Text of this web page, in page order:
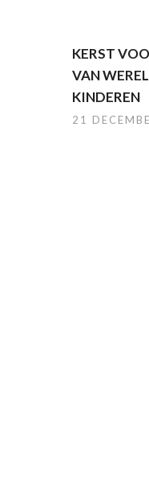
KERST
VAN
KINDEREN
21